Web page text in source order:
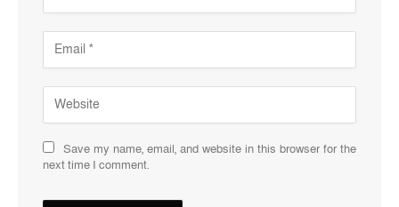
Save my name, email, and website in this browser for the
next time I comment.